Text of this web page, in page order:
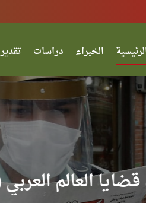
الخبراء دراسات
الروسي ــ